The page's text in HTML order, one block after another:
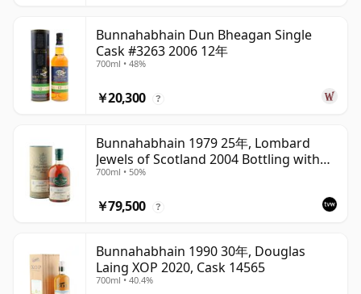
Bunnahabhain Dun Bheagan Single
Cask #3263 2006 12年
700ml • 48%
￥20,300 ?
Bunnahabhain 1979 25年, Lombard
Jewels of Scotland 2004 Bottling with
Tube
700ml • 50%
￥79,500 ?
Bunnahabhain 1990 30年, Douglas
Laing XOP 2020, Cask 14565
700ml • 40.4%